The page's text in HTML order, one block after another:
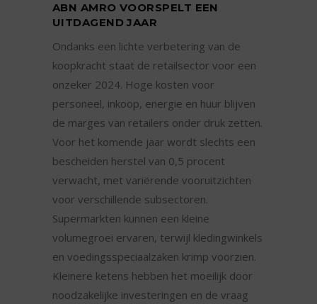
ABN AMRO VOORSPELT EEN
UITDAGEND JAAR
Ondanks een lichte verbetering van de
koopkracht staat de retailsector voor een
onzeker 2024. Hoge kosten voor
personeel, inkoop, energie en huur blijven
de marges van retailers onder druk zetten.
Voor het komende jaar wordt slechts een
bescheiden herstel van 0,5 procent
verwacht, met variërende vooruitzichten
voor verschillende subsectoren.
Supermarkten kunnen een kleine
volumegroei ervaren, terwijl kledingwinkels
en voedingsspeciaalzaken krimp voorzien.
Kleinere ketens hebben het moeilijk door
noodzakelijke investeringen en de vraag